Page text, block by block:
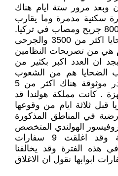
وبعد مرور ستة ايام هناك
بناية وعمارة سكنية مدمرة وما يقارب
22000 ضحية واكثر من 80000 جريح ومصاب في تركيا.
اما في سوريا ان عدد الضحايا اكثر من 3500 والجرحى
الارقام هي من تصريحات النظامين
ان العدد اكبر بكثير من
الضحايا هم من الشعوب
الكوردستانية. واكدت مصادر موثوقة هناك اكثر من 5
. كانت مملكة هولندا قد
قبل ثلاثة ايام من وقوعها
في المناطق المذكورة
الهولندي المتخصص
في علم الزلازل الارضية وقد اغلقت 9 سفارات
هذه الفترة وقد يخالفنا
ابوابها نقول ان الاغلاق